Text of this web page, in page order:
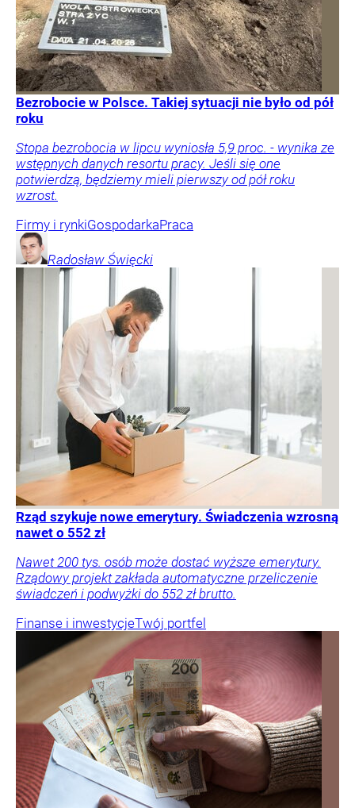
Bezrobocie w Polsce. Takiej sytuacji nie było od pół
roku
Stopa bezrobocia w lipcu wyniosła 5,9 proc. - wynika ze
wstępnych danych resortu pracy. Jeśli się one
potwierdzą, będziemy mieli pierwszy od pół roku
wzrost.
Firmy i rynkiGospodarkaPraca
Radosław Święcki
Rząd szykuje nowe emerytury. Świadczenia wzrosną
nawet o 552 zł
Nawet 200 tys. osób może dostać wyższe emerytury.
Rządowy projekt zakłada automatyczne przeliczenie
świadczeń i podwyżki do 552 zł brutto.
Finanse i inwestycjeTwój portfel